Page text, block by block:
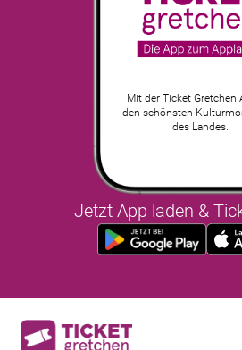
Mit der Ticket Gretchen
den schönsten
des Landes.
Jetzt App laden &